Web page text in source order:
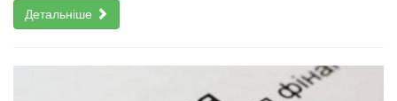
Детальніше